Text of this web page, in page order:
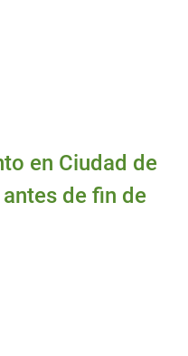
en Ciudad de
de fin de